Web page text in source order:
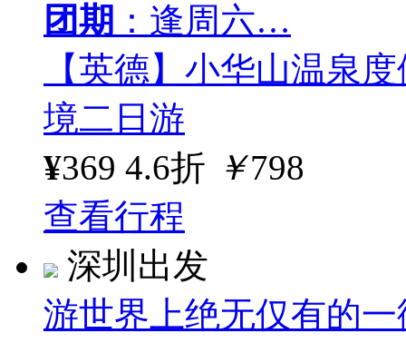
团期 ：逢周六…
【英德】小华山温泉
境二日游
¥369 4.6折 ￥798
查看行程
深圳出发
游世界上绝无仅有的